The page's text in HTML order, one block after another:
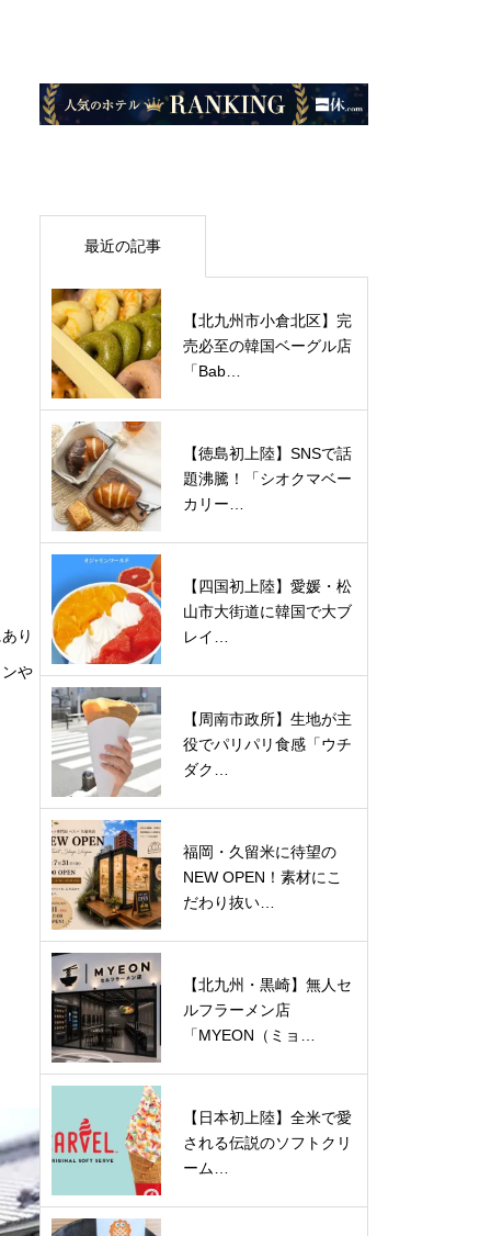
り
や
最近の記事
【北九州市小倉北区】完
売必至の韓国ベーグル店
「Bab…
【徳島初上陸】SNSで話
題沸騰！「シオクマベー
カリー…
【四国初上陸】愛媛・松
山市大街道に韓国で大ブ
レイ…
【周南市政所】生地が主
役でパリパリ食感「ウチ
ダク…
福岡・久留米に待望の
NEW OPEN！素材にこ
だわり抜い…
【北九州・黒崎】無人セ
ルフラーメン店
「MYEON（ミョ…
【日本初上陸】全米で愛
される伝説のソフトクリ
ーム…